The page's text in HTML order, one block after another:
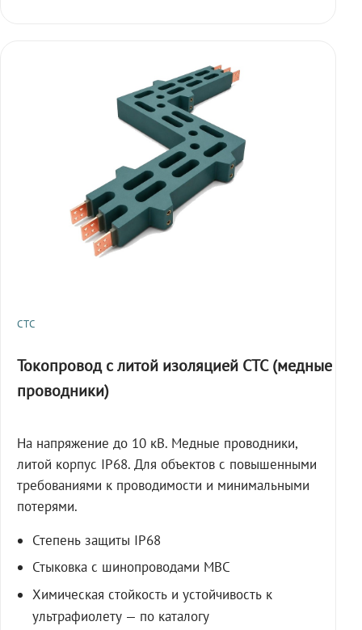
СТС
Токопровод с литой изоляцией СТС (медные
проводники)
На напряжение до 10 кВ. Медные проводники,
литой корпус IP68. Для объектов с повышенными
требованиями к проводимости и минимальными
потерями.
Степень защиты IP68
Стыковка с шинопроводами МВС
Химическая стойкость и устойчивость к
ультрафиолету — по каталогу